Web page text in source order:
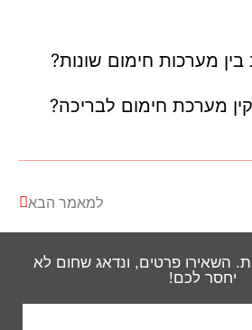
מערכות חימום שונות?
מערכת חימום לבריכה?
למאמר הבא
השאירו פרטים, ונדאג שחום לא
יחסר לכם!